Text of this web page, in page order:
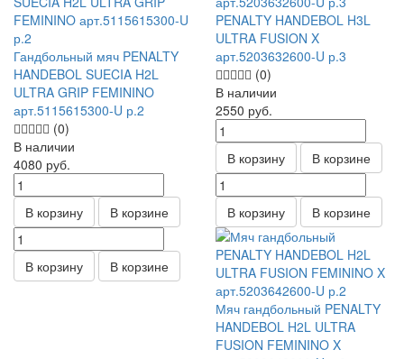
Гандбольный мяч PENALTY
HANDEBOL SUECIA H2L
ULTRA GRIP FEMININO
арт.5115615300-U р.2
(0)
В наличии
4080 руб.
В корзину В корзине
В корзину В корзине
PENALTY HANDEBOL H3L
ULTRA FUSION X
арт.5203632600-U р.3
(0)
В наличии
2550 руб.
В корзину В корзине
В корзину В корзине
Мяч гандбольный PENALTY
HANDEBOL H2L ULTRA
FUSION FEMININO X